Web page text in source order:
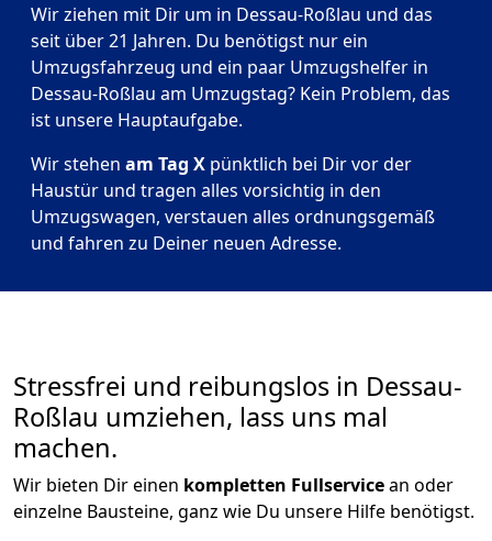
Wir ziehen mit Dir um in Dessau-Roßlau und das
seit über 21 Jahren. Du benötigst nur ein
Umzugsfahrzeug und ein paar Umzugshelfer in
Dessau-Roßlau am Umzugstag? Kein Problem, das
ist unsere Hauptaufgabe.
Wir stehen am Tag X pünktlich bei Dir vor der
Haustür und tragen alles vorsichtig in den
Umzugswagen, verstauen alles ordnungsgemäß
und fahren zu Deiner neuen Adresse.
Stressfrei und reibungslos in Dessau-
Roßlau umziehen, lass uns mal
machen.
Wir bieten Dir einen kompletten Fullservicean oder
einzelne Bausteine, ganz wie Du unsere Hilfe benötigst.